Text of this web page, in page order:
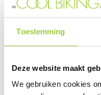
Toestemming
Deze website maakt
We gebruiken cookies
Sale